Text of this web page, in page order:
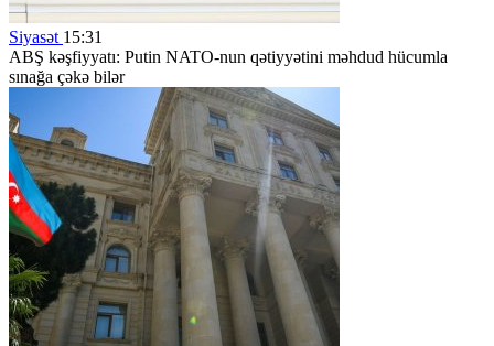
Siyasət 15:31
ABŞ kəşfiyyatı: Putin NATO-nun qətiyyətini məhdud hücumla
sınağa çəkə bilər